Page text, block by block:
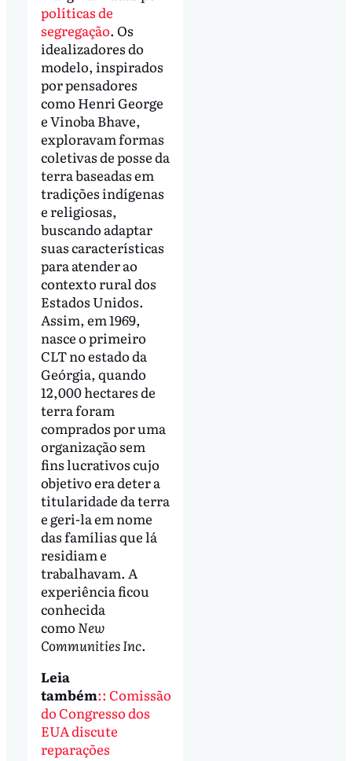
políticas de
segregação. Os
idealizadores do
modelo, inspirados
por pensadores
como Henri George
e Vinoba Bhave,
exploravam formas
coletivas de posse da
terra baseadas em
tradições indígenas
e religiosas,
buscando adaptar
suas características
para atender ao
contexto rural dos
Estados Unidos.
Assim, em 1969,
nasce o primeiro
CLT no estado da
Geórgia, quando
12,000 hectares de
terra foram
comprados por uma
organização sem
fins lucrativos cujo
objetivo era deter a
titularidade da terra
e geri-la em nome
das famílias que lá
residiam e
trabalhavam. A
experiência ficou
conhecida
como New
Communities Inc.
Leia
também:: Comissão
do Congresso dos
EUA discute
reparações